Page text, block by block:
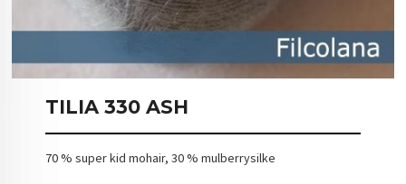
TILIA 330 ASH
70 % super kid mohair, 30 % mulberrysilke